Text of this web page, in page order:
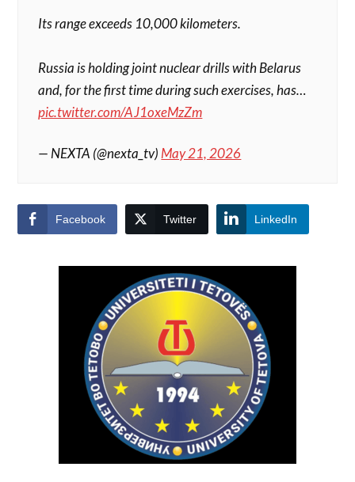
Its range exceeds 10,000 kilometers.
Russia is holding joint nuclear drills with Belarus
and, for the first time during such exercises, has…
pic.twitter.com/AJ1oxeMzZm
— NEXTA (@nexta_tv)May 21, 2026
Facebook Twitter LinkedIn